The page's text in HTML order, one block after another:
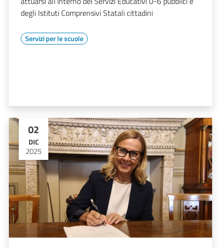
degli Istituti Comprensivi Statali cittadini
Servizi per le scuole
02
DIC
2025